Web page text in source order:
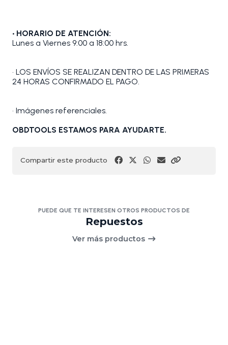
• HORARIO DE ATENCIÓN:
Lunes a Viernes 9:00 a 18:00 hrs.
• LOS ENVÍOS SE REALIZAN DENTRO DE LAS PRIMERAS
24 HORAS CONFIRMADO EL PAGO.
• Imágenes referenciales.
OBDTOOLS ESTAMOS PARA AYUDARTE.
Compartir este producto
PUEDE QUE TE INTERESEN OTROS PRODUCTOS DE
Repuestos
Ver más productos